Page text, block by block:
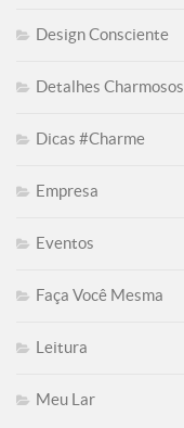
Design Consciente
Detalhes Charmosos
Dicas #Charme
Empresa
Eventos
Faça Você Mesma
Leitura
Meu Lar